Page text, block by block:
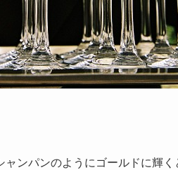
ンパンのようにゴールドに輝く